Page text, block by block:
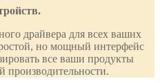
драйвера для всех ваших
но мощный интерфейс
все ваши продукты
производительности.